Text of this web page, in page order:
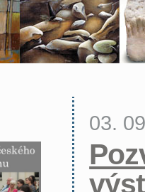
03.